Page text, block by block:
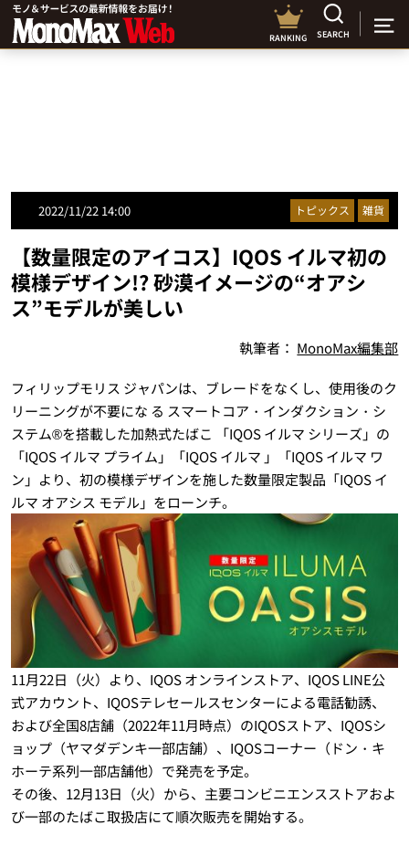
RANKING SEARCH
2022/11/22 14:00 トピックス 雑貨
【数量限定のアイコス】IQOS イルマ初の
模様デザイン!? 砂漠イメージの“オアシ
ス”モデルが美しい
執筆者： MonoMax編集部
フィリップモリス ジャパンは、ブレードをなくし、使用後のク
リーニングが不要にな る スマートコア・インダクション・シ
ステム®を搭載した加熱式たばこ 「IQOS イルマ シリーズ」の
「IQOS イルマ プライム」「IQOS イルマ 」「IQOS イルマ ワ
ン」より、初の模様デザインを施した数量限定製品「IQOS イ
ルマ オアシス モデル」をローンチ。
11月22日（火）より、IQOS オンラインストア、IQOS LINE公
式アカウント、IQOSテレセールスセンターによる電話勧誘、
および全国8店舗（2022年11月時点）のIQOSストア、IQOSシ
ョップ（ヤマダデンキ一部店舗）、IQOSコーナー（ドン・キ
ホーテ系列一部店舗他）で発売を予定。
その後、12月13日（火）から、主要コンビニエンスストアおよ
び一部のたばこ取扱店にて順次販売を開始する。